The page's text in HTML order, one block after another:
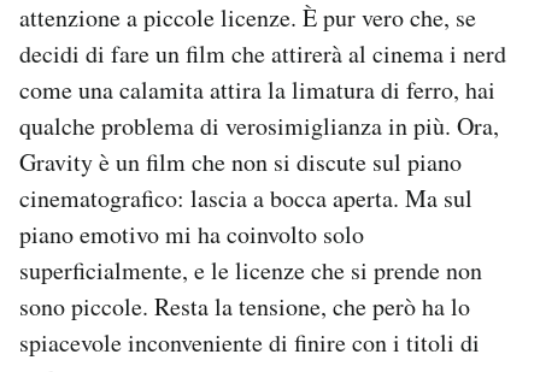
attenzione a piccole licenze. È pur vero che, se
decidi di fare un film che attirerà al cinema i nerd
come una calamita attira la limatura di ferro, hai
qualche problema di verosimiglianza in più. Ora,
Gravity è un film che non si discute sul piano
cinematografico: lascia a bocca aperta. Ma sul
piano emotivo mi ha coinvolto solo
superficialmente, e le licenze che si prende non
sono piccole. Resta la tensione, che però ha lo
spiacevole inconveniente di finire con i titoli di